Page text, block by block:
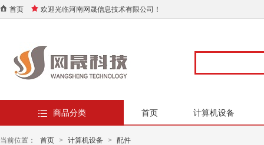
首页 欢迎光临河南网晟信息技术有限公司！
商品分类 首页 计算机设备
当前位置： 首页 > 计算机设备 > 配件